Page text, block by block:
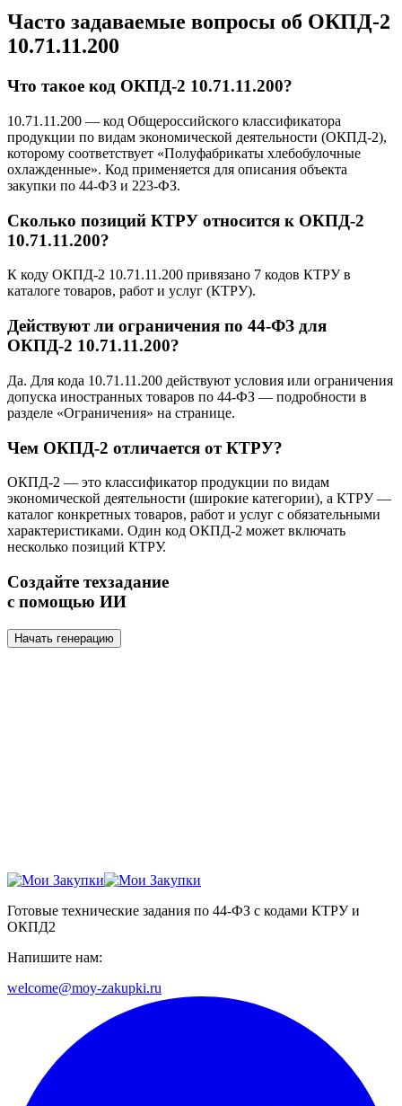
Часто задаваемые вопросы об ОКПД-2
10.71.11.200
Что такое код ОКПД-2 10.71.11.200?
10.71.11.200 — код Общероссийского классификатора
продукции по видам экономической деятельности (ОКПД-2),
которому соответствует «Полуфабрикаты хлебобулочные
охлажденные». Код применяется для описания объекта
закупки по 44-ФЗ и 223-ФЗ.
Сколько позиций КТРУ относится к ОКПД-2
10.71.11.200?
К коду ОКПД-2 10.71.11.200 привязано 7 кодов КТРУ в
каталоге товаров, работ и услуг (КТРУ).
Действуют ли ограничения по 44-ФЗ для
ОКПД-2 10.71.11.200?
Да. Для кода 10.71.11.200 действуют условия или ограничения
допуска иностранных товаров по 44-ФЗ — подробности в
разделе «Ограничения» на странице.
Чем ОКПД-2 отличается от КТРУ?
ОКПД-2 — это классификатор продукции по видам
экономической деятельности (широкие категории), а КТРУ —
каталог конкретных товаров, работ и услуг с обязательными
характеристиками. Один код ОКПД-2 может включать
несколько позиций КТРУ.
Создайте техзадание
с помощью ИИ
Начать генерацию
Готовые технические задания по 44-ФЗ с кодами КТРУ и
ОКПД2
Напишите нам:
welcome@moy-zakupki.ru